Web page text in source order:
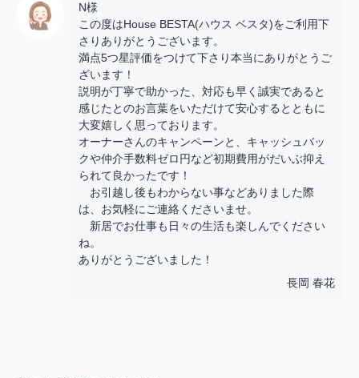
N様
この度はHouse BESTA(ハウス ベスタ)をご利用下
さりありがとうございます。
満点5つ星評価をつけて下さり本当にありがとうご
ざいます！
説明が丁寧で助かった、対応も早く誠実であると
感じたとのお言葉をいただけて安心するとともに
大変嬉しく思っております。
オーナーさんのキャンペーンと、キャッシュバッ
クや仲介手数料ゼロ円など初期費用がだいぶ抑え
られて良かったです！
お引越し後もわからない事などありました際
は、お気軽にご連絡くださいませ。
新居でお仕事も日々の生活も楽しんでください
ね。
ありがとうございました！
長岡 春花